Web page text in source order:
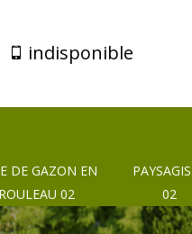
indisponible
DE GAZON EN
ROULEAU 02
02